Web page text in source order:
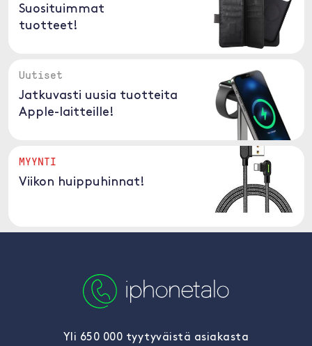
Suosituimmat
tuotteet!
Uutiset
Jatkuvasti uusia tuotteita
Apple-laitteille!
MYYNTI
Viikon huippuhinnat!
Yli 650 000 tyytyväistä asiakasta